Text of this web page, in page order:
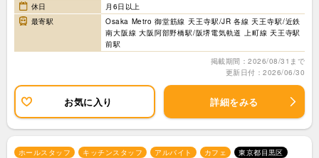
休日
月6日以上
最寄駅
Osaka Metro 御堂筋線 天王寺駅/JR 各線 天王寺駅/近鉄
南大阪線 大阪阿部野橋駅/阪堺電気軌道 上町線 天王寺駅
前駅
掲載期間：2026/08/31まで
更新日付：2026/06/30
お気に入り 詳細をみる
ホールスタッフ キッチンスタッフ アルバイト カフェ 東京都目黒区